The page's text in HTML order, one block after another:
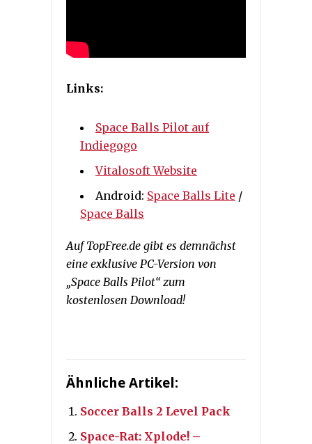
Links:
Space Balls Pilot auf
Indiegogo
Vitalosoft Website
Android: Space Balls Lite /
Space Balls
Auf TopFree.de gibt es demnächst
eine exklusive PC-Version von
„Space Balls Pilot“ zum
kostenlosen Download!
Ähnliche Artikel:
Soccer Balls 2 Level Pack
Space-Rat: Xplode! –